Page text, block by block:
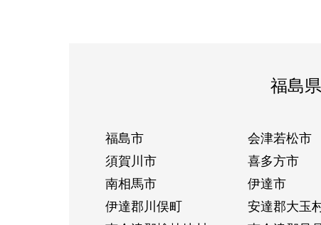
福島
福島市 会津若松市
須賀川市
喜多方市
南相馬市
伊達市
伊達郡川俣町
安達郡大玉